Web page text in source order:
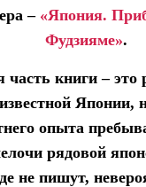
– «Япония.
Фудзияме».
часть книги – это
Японии,
опыта
рядовой
не пишут,